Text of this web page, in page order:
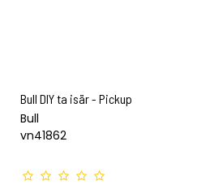
Bull DIY ta isär - Pickup
Bull
vn41862